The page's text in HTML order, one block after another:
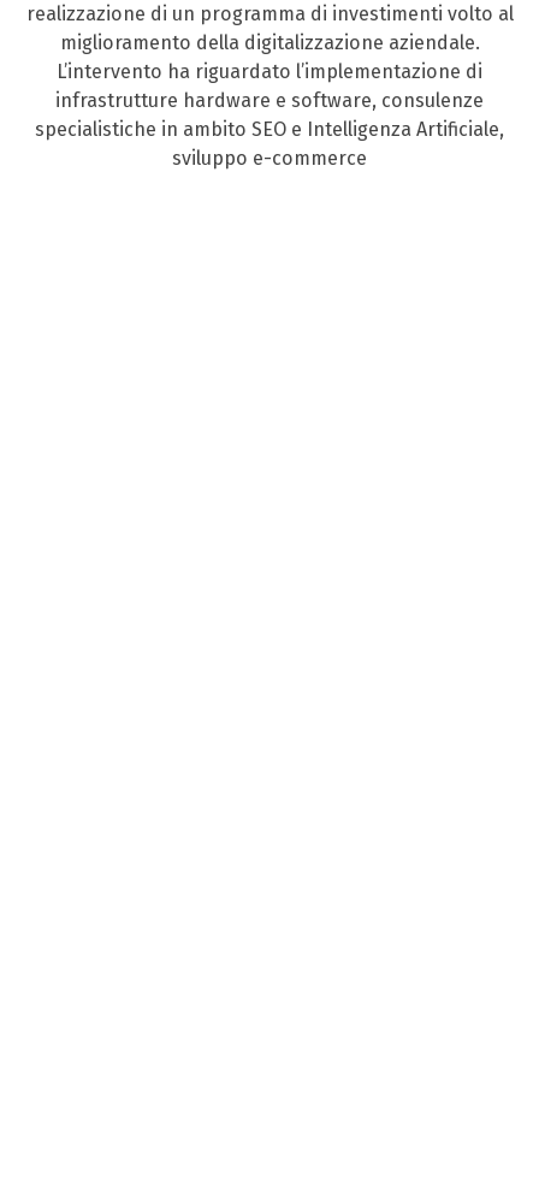
realizzazione di un programma di investimenti volto al
miglioramento della digitalizzazione aziendale.
L’intervento ha riguardato l’implementazione di
infrastrutture hardware e software, consulenze
specialistiche in ambito SEO e Intelligenza Artificiale,
sviluppo e-commerce